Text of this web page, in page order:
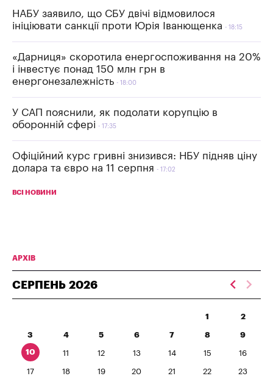
НАБУ заявило, що СБУ двічі відмовилося
ініціювати санкції проти Юрія Іванющенка
18:15
«Дарниця» скоротила енергоспоживання на 20%
і інвестує понад 150 млн грн в
енергонезалежність
18:00
У САП пояснили, як подолати корупцію в
оборонній сфері
17:35
Офіційний курс гривні знизився: НБУ підняв ціну
долара та євро на 11 серпня
17:02
ВСІ НОВИНИ
АРХІВ
СЕРПЕНЬ 2026
1 2
3 4 5 6 7 8 9
10 11 12 13 14 15 16
17 18 19 20 21 22 23